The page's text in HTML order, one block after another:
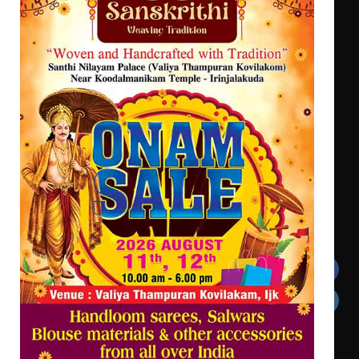
ട്യുണീഷ്യൻ ചിത്രം ” ദി വോയിസ്
ഓഫ് ഹിന്ദ് റജബ് ” ഇരിങ്ങാലക്കുട
ഫിലിം സൊസൈറ്റി ആഗസ്റ്റ് 7
വെള്ളിയാഴ്ച സ്‌ക്രീൻ ചെയ്യുന്നു
സെന്റ് ജോസഫ്സ് കോളജ്
കോമേഴ്‌സ് അസോസിയേഷന്
തുടക്കമായി
Get In Touch
Twitter Facebook
LinkedIn Instagram
YouTube